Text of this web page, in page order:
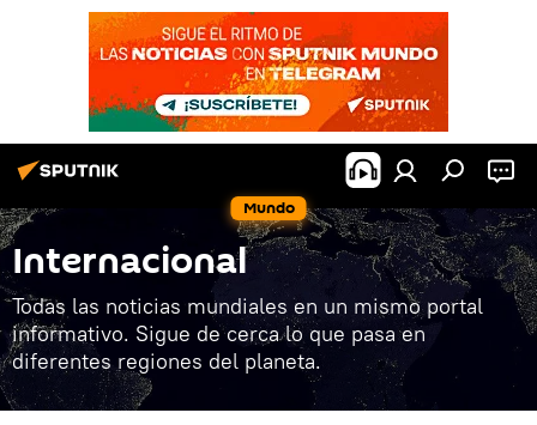
Mundo
Internacional
Todas las noticias mundiales en un mismo portal
informativo. Sigue de cerca lo que pasa en
diferentes regiones del planeta.